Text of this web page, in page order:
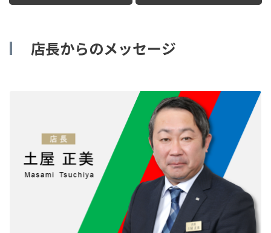
店長からのメッセージ